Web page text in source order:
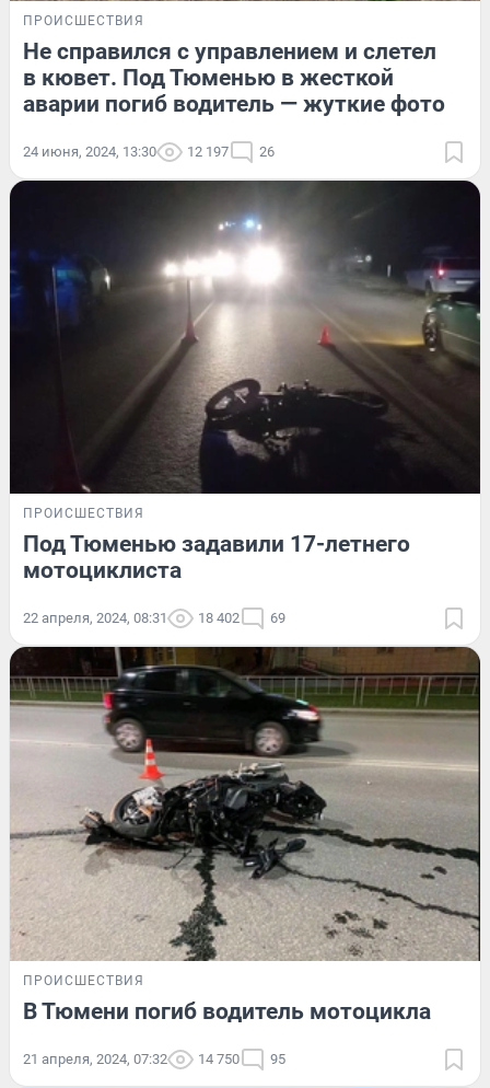
ПРОИСШЕСТВИЯ
Не справился с управлением и слетел
в кювет. Под Тюменью в жесткой
аварии погиб водитель — жуткие фото
24 июня, 2024, 13:30 12 197 26
ПРОИСШЕСТВИЯ
Под Тюменью задавили 17-летнего
мотоциклиста
22 апреля, 2024, 08:31 18 402 69
ПРОИСШЕСТВИЯ
В Тюмени погиб водитель мотоцикла
21 апреля, 2024, 07:32 14 750 95